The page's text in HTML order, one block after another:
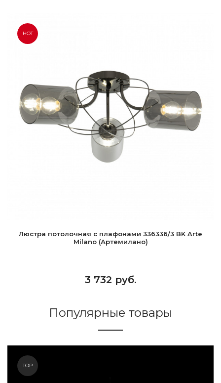
HOT
Люстра потолочная с плафонами 336336/3 BK Arte
Milano (Артемилано)
3 732 руб.
Популярные товары
TOP